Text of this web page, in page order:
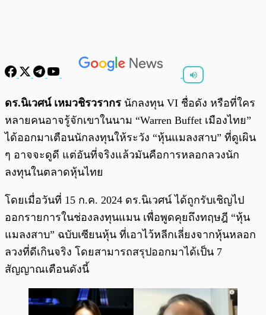
พร้อมเล่น 0:00 / 0:00
ดร.นิเวศน์ เหมวชิรวรากร นักลงทุน VI ชื่อดัง หรือที่ใคร
หลายคนอาจรู้จักเขาในนาม “Warren Buffet เมืองไทย”
ได้ออกมาเตือนนักลงทุนให้ระวัง “หุ้นแมลงสาบ” ที่ดูเผิน
ๆ อาจจะดูดี แต่อันที่จริงแล้วมันคือการหลอกลวงนัก
ลงทุนในตลาดหุ้นไทย
โดยเมื่อวันที่ 15 ก.ค. 2024 ดร.นิเวศน์ ได้ถูกรับเชิญไป
ออกรายการในช่องลงทุนแมน เพื่อพูดคุยถึงทฤษฎี “หุ้น
แมลงสาบ” ฉบับเซียนหุ้น ที่เอาไว้หลีกเลี่ยงจากหุ้นหลอก
ลวงที่ดีเกินจริง โดยสามารถสรุปออกมาได้เป็น 7
สัญญาณเตือนดังนี้